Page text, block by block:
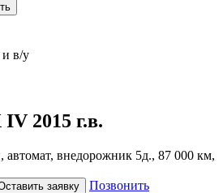
и в/у
IV 2015 г.в.
автомат, внедорожник 5д., 87 000 км,
заявку
Позвонить